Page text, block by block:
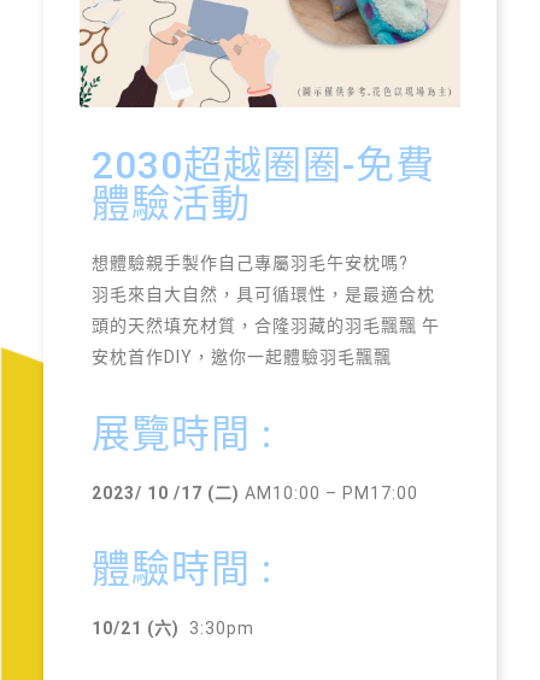
2030超越圈圈-免費
體驗活動
想體驗親手製作自己專屬羽毛午安枕嗎?
羽毛來自大自然，具可循環性，是最適合枕
頭的天然填充材質，合隆羽藏的羽毛飄飄 午
安枕首作DIY，邀你一起體驗羽毛飄飄
展覽時間 :
2023/ 10 /17 (二) AM10:00 – PM17:00
體驗時間 :
10/21 (六) 3:30pm